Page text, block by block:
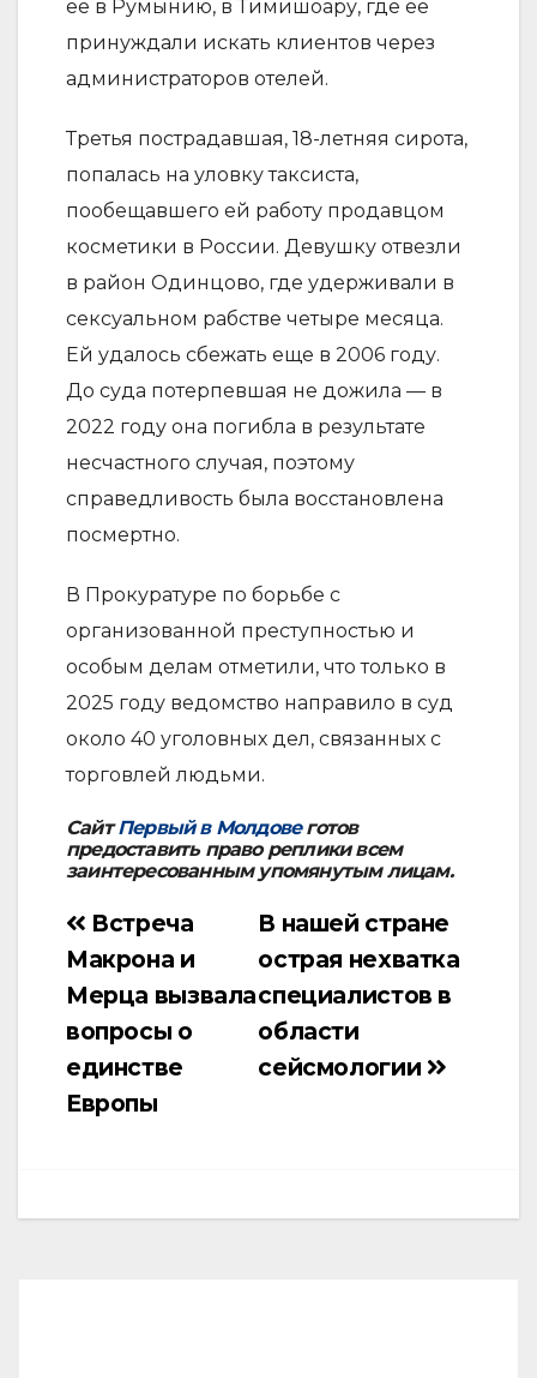
ее в Румынию, в Тимишоару, где ее
принуждали искать клиентов через
администраторов отелей.
Третья пострадавшая, 18-летняя сирота,
попалась на уловку таксиста,
пообещавшего ей работу продавцом
косметики в России. Девушку отвезли
в район Одинцово, где удерживали в
сексуальном рабстве четыре месяца.
Ей удалось сбежать еще в 2006 году.
До суда потерпевшая не дожила — в
2022 году она погибла в результате
несчастного случая, поэтому
справедливость была восстановлена
посмертно.
В Прокуратуре по борьбе с
организованной преступностью и
особым делам отметили, что только в
2025 году ведомство направило в суд
около 40 уголовных дел, связанных с
торговлей людьми.
СайтПервый в Молдовеготов
предоставить право реплики всем
заинтересованным упомянутым лицам.
Навигация
по
В нашей стране
острая нехватка
специалистов в
области
сейсмологии
Встреча
Макрона и
Мерца вызвала
вопросы о
единстве
Европы